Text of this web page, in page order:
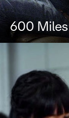
600 Miles